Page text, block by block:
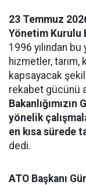
23 Temmuz
Yönetim Kurulu
1996 yılından
hizmetler, tarım,
kapsayacak
rekabet gücünü
Bakanlığımızın
yönelik
en kısa sürede
dedi.
ATO Başkanı